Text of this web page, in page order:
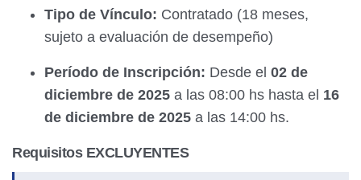
Tipo de Vínculo: Contratado (18 meses,
sujeto a evaluación de desempeño)
Período de Inscripción: Desde el 02 de
diciembre de 2025 a las 08:00 hs hasta el 16
de diciembre de 2025 a las 14:00 hs.
Requisitos EXCLUYENTES